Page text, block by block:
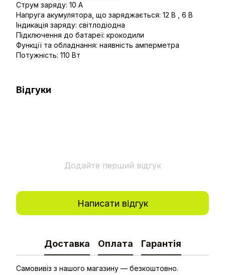
Струм заряду: 10 А
Напруга акумулятора, що заряджається: 12 В , 6 В
Індикація заряду: світлодіодна
Підключення до батареї: крокодили
Функції та обладнання: наявність амперметра
Потужність: 110 Вт
Відгуки
Додайте перший відгук
Написати відгук
Доставка Оплата Гарантія
Самовивіз з нашого магазину — безкоштовно.